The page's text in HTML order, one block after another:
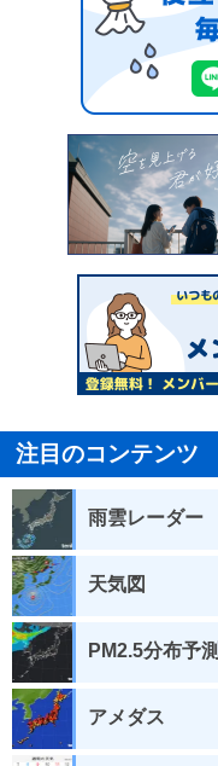
注目のコンテンツ
雨雲レーダー
天気図
PM2.5分布予測
アメダス